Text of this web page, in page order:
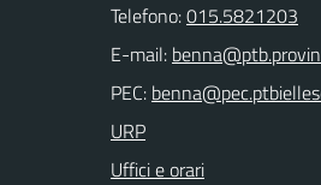
Telefono:015.5821203
E-mail:
PEC:
URP
Uffici e orari